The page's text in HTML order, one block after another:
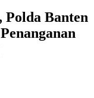
Banten